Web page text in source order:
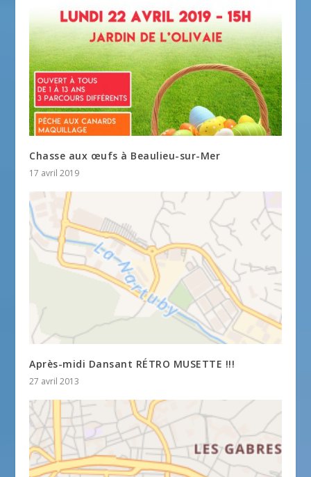
Chasse aux œufs à Beaulieu-sur-Mer
17 avril 2019
Après-midi Dansant RÉTRO MUSETTE !!!
27 avril 2013